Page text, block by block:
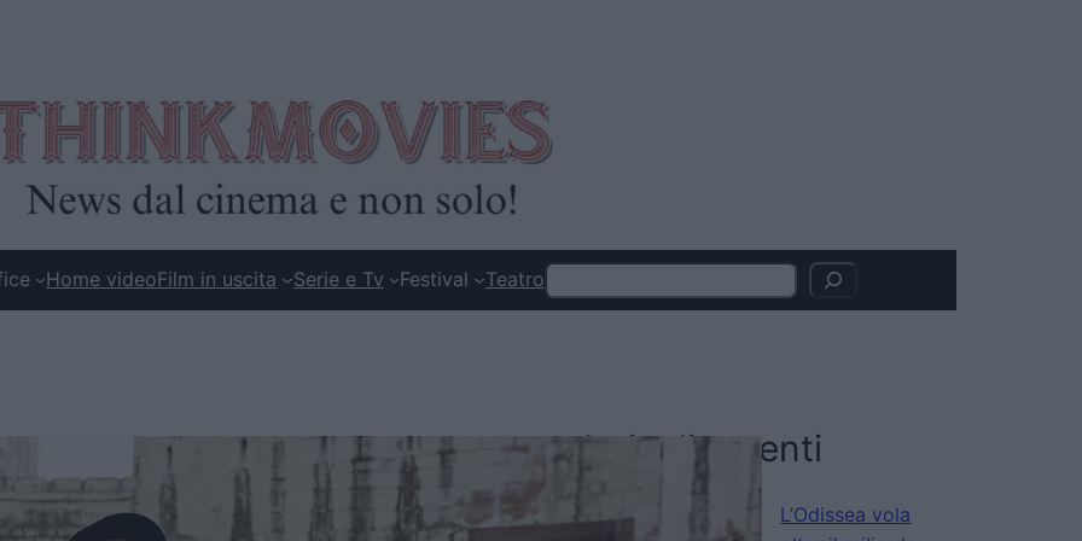
Home videoFilm in uscita Serie e Tv Festival TeatroSearch
Articoli recenti
L’Odissea vola